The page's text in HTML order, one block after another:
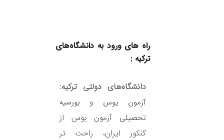
راه های ورود به دانشگاه‌های
ترکیه :
دانشگاه‌های دولتی ترکیه:
آزمون یوس و بورسیه
تحصیلی آزمون یوس از
کنکور ایران، راحت تر